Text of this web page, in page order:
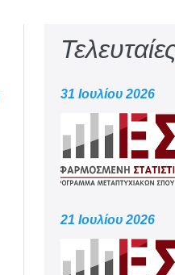
31 Ιουλίου 2026
21 Ιουλίου 2026